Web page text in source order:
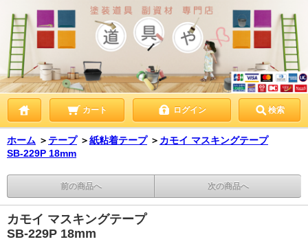
カート ログイン 検索
ホーム ＞ テープ ＞紙粘着テープ ＞ カモイ マスキングテープ
SB-229P 18mm
前の商品へ 次の商品へ
カモイ マスキングテープ
SB-229P 18mm